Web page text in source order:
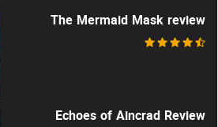
The Mermaid Mask review
Echoes of Aincrad Review